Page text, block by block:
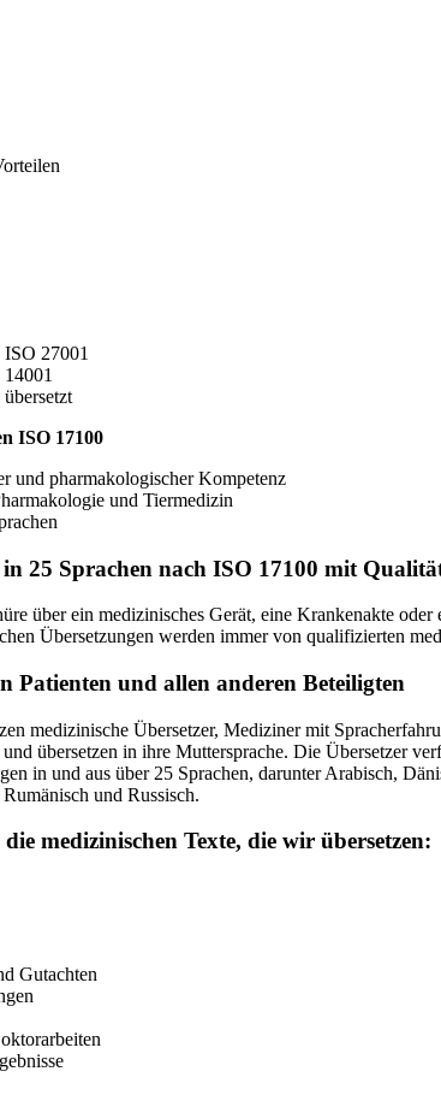
27001
ISO 17100
und pharmakologischer Kompetenz
und Tiermedizin
25 Sprachen nach ISO 17100 mit
über ein medizinisches Gerät, eine Krankenakte
Übersetzungen werden immer von qualifizierten
Patienten und allen anderen Beteiligten
medizinische Übersetzer, Mediziner mit
und übersetzen in ihre Muttersprache. Die Übersetzer
in und aus über 25 Sprachen, darunter Arabisch,
und Russisch.
medizinischen Texte, die wir übersetzen:
Gutachten